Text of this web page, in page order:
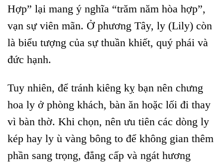
Hợp” lại mang ý nghĩa “trăm năm hòa hợp”,
vạn sự viên mãn. Ở phương Tây, ly (Lily) còn
là biểu tượng của sự thuần khiết, quý phái và
đức hạnh.
Tuy nhiên, để tránh kiêng kỵ bạn nên chưng
hoa ly ở phòng khách, bàn ăn hoặc lối đi thay
vì bàn thờ. Khi chọn, nên ưu tiên các dòng ly
kép hay ly ù vàng bông to để không gian thêm
phần sang trọng, đẳng cấp và ngát hương